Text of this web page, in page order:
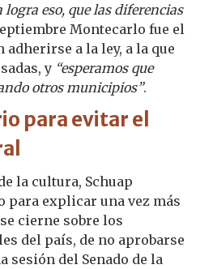
eso, que las diferencias
Montecarlo fue el
a la ley, a la que
y “esperamos que
otros municipios”.
para evitar el
la cultura, Schuap
para explicar una vez más
cierne sobre los
del país, de no aprobarse
sesión del Senado de la